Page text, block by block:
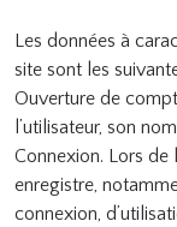
Les données à
site sont les
Ouverture de
l’utilisateur, son
Connexion. Lors de
enregistre,
connexion,